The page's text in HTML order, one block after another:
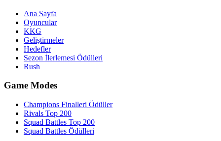
Ana Sayfa
Oyuncular
KKG
Geliştirmeler
Hedefler
Sezon İlerlemesi Ödülleri
Rush
Game Modes
Champions Finalleri Ödüller
Rivals Top 200
Squad Battles Top 200
Squad Battles Ödülleri